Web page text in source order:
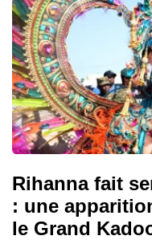
Rihanna fait
: une
le Grand